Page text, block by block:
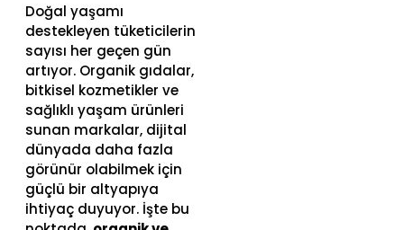
Doğal yaşamı
destekleyen tüketicilerin
sayısı her geçen gün
artıyor. Organik gıdalar,
bitkisel kozmetikler ve
sağlıklı yaşam ürünleri
sunan markalar, dijital
dünyada daha fazla
görünür olabilmek için
güçlü bir altyapıya
ihtiyaç duyuyor. İşte bu